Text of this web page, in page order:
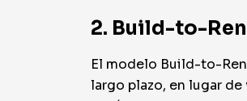
2. Build-to-
El modelo Build-to-
largo plazo, en lugar